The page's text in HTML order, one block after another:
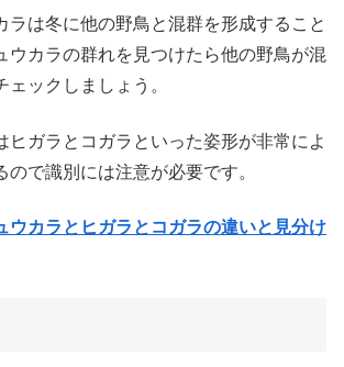
ラは冬に他の野鳥と混群を形成すること
ウカラの群れを見つけたら他の野鳥が混
ェックしましょう。
ヒガラとコガラといった姿形が非常によ
ので識別には注意が必要です。
ウカラとヒガラとコガラの違いと見分け